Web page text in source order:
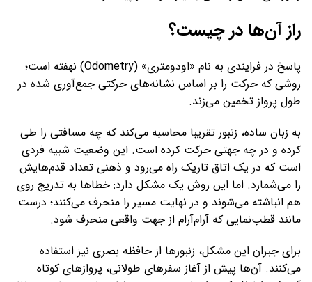
راز آن‌ها در چیست؟
پاسخ در فرایندی به نام «اودومتری» (Odometry) نهفته است؛
روشی که حرکت را بر اساس نشانه‌های حرکتی جمع‌آوری ‌شده در
طول پرواز تخمین می‌زند.
به زبان ساده، زنبور تقریبا محاسبه می‌کند که چه مسافتی را طی
کرده و در چه جهتی حرکت کرده است. این وضعیت شبیه فردی
است که در یک اتاق تاریک راه می‌رود و ذهنی تعداد قدم‌هایش
را می‌شمارد. اما این روش یک مشکل دارد: خطاها به ‌تدریج روی
هم انباشته می‌شوند و در نهایت مسیر را منحرف می‌کنند؛ درست
مانند قطب‌نمایی که آرام‌آرام از جهت واقعی منحرف شود.
برای جبران این مشکل، زنبورها از حافظه بصری نیز استفاده
می‌کنند. آن‌ها پیش از آغاز سفرهای طولانی، پروازهای کوتاه